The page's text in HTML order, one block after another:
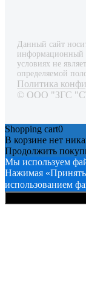
Данный сайт
информационный
условиях не
определяемой
Политика
© ООО "ЗГС
Shopping cart0
В корзине нет
Продолжить
Мы используем
Нажимая
использованием